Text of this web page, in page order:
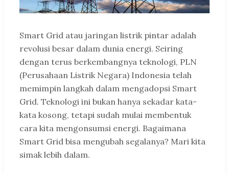
Smart Grid atau jaringan listrik pintar adalah
revolusi besar dalam dunia energi. Seiring
dengan terus berkembangnya teknologi, PLN
(Perusahaan Listrik Negara) Indonesia telah
memimpin langkah dalam mengadopsi Smart
Grid. Teknologi ini bukan hanya sekadar kata-
kata kosong, tetapi sudah mulai membentuk
cara kita mengonsumsi energi. Bagaimana
Smart Grid bisa mengubah segalanya? Mari kita
simak lebih dalam.